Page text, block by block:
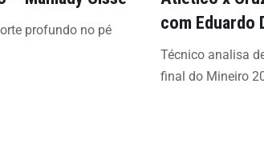
profundo no pé
com Eduardo
Técnico analisa
final do Mineiro